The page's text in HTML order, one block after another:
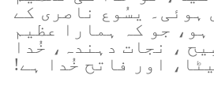
ہوئی۔ یسُوع ناصری کے
ہو، جو کہ ہمارا عظیم
، نجات دہندہ، خُدا
اور فاتح خُدا ہے!